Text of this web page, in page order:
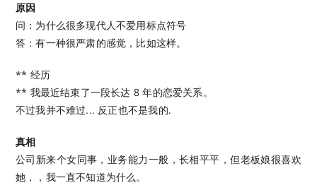
原因
问：为什么很多现代人不爱用标点符号
答：有一种很严肃的感觉，比如这样。
** 经历
** 我最近结束了一段长达 8 年的恋爱关系。
不过我并不难过... 反正也不是我的.
真相
公司新来个女同事，业务能力一般，长相平平，但老板娘很喜欢
她，，我一直不知道为什么。